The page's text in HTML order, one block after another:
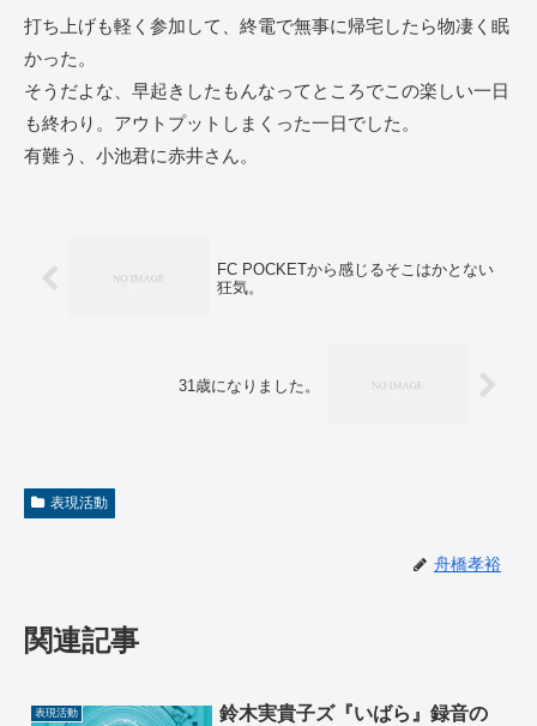
打ち上げも軽く参加して、終電で無事に帰宅したら物凄く眠
かった。
そうだよな、早起きしたもんなってところでこの楽しい一日
も終わり。アウトプットしまくった一日でした。
有難う、小池君に赤井さん。
FC POCKETから感じるそこはかとない
狂気。
31歳になりました。
表現活動
舟橋孝裕
関連記事
表現活動
鈴木実貴子ズ『いばら』録音の